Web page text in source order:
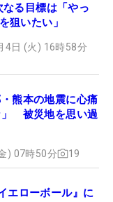
る目標は「やっ
狙いたい」
4日 (火) 16時58分
熊本の地震に心痛
」 被災地を思い過
) 07時50分 19
エローボール』に